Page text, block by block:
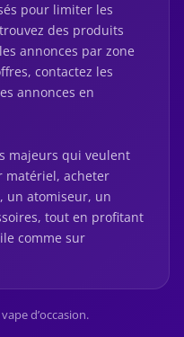
pour limiter les
des produits
annonces par zone
contactez les
annonces en
majeurs qui veulent
matériel, acheter
un atomiseur, un
tout en profitant
comme sur
d’occasion.